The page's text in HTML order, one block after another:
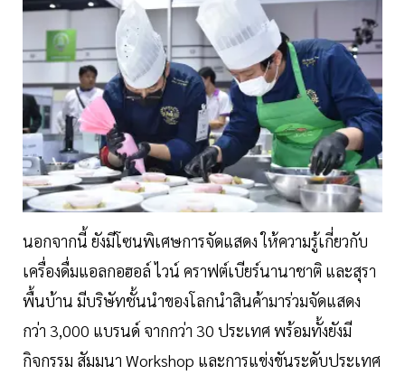
นอกจากนี้ ยังมีโซนพิเศษการจัดแสดง ให้ความรู้เกี่ยวกับ
เครื่องดื่มแอลกอฮอล์ ไวน์ คราฟต์เบียร์นานาชาติ และสุรา
พื้นบ้าน มีบริษัทชั้นนำของโลกนำสินค้ามาร่วมจัดแสดง
กว่า 3,000 แบรนด์ จากกว่า 30 ประเทศ พร้อมทั้งยังมี
กิจกรรม สัมมนา Workshop และการแข่งขันระดับประเทศ